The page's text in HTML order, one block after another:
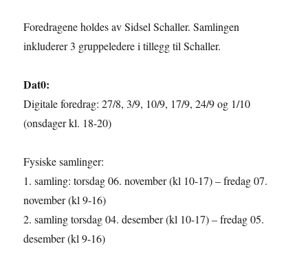
Foredragene holdes av Sidsel Schaller. Samlingen
inkluderer 3 gruppeledere i tillegg til Schaller.
Dat0:
Digitale foredrag: 27/8, 3/9, 10/9, 17/9, 24/9 og 1/10
(onsdager kl. 18-20)
Fysiske samlinger:
1. samling: torsdag 06. november (kl 10-17) – fredag 07.
november (kl 9-16)
2. samling torsdag 04. desember (kl 10-17) – fredag 05.
desember (kl 9-16)